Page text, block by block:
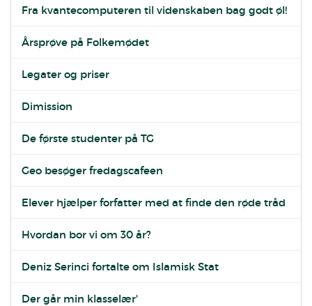
Fra kvantecomputeren til videnskaben bag godt øl!
Årsprøve på Folkemødet
Legater og priser
Dimission
De første studenter på TG
Geo besøger fredagscafeen
Elever hjælper forfatter med at finde den røde tråd
Hvordan bor vi om 30 år?
Deniz Serinci fortalte om Islamisk Stat
Der går min klasselær'